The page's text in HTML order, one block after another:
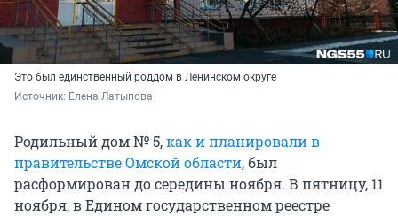
Это был единственный роддом в Ленинском округе
Источник: Елена Латыпова
Родильный дом № 5,как и планировали в
правительстве Омской области, был
расформирован до середины ноября. В пятницу, 11
ноября, в Едином государственном реестре